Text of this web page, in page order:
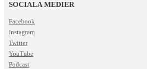
SOCIALA MEDIER
Facebook
Instagram
Twitter
YouTube
Podcast